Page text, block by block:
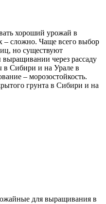
хороший урожай в
– сложно. Чаще всего выбор
но существуют
через рассаду
в Сибири и на Урале в
– морозостойкость.
грунта в Сибири и на
для выращивания в